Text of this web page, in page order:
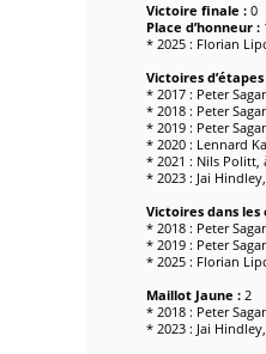
Victoire finale : 0
Place d’honneur :
* 2025 : Florian
Victoires d’étapes
* 2017 : Peter
* 2018 : Peter
* 2019 : Peter
* 2020 : Lennard
* 2021 : Nils Politt,
* 2023 : Jai
Victoires dans les
* 2018 : Peter
* 2019 : Peter
* 2025 : Florian
Maillot Jaune : 2
* 2018 : Peter
* 2023 : Jai